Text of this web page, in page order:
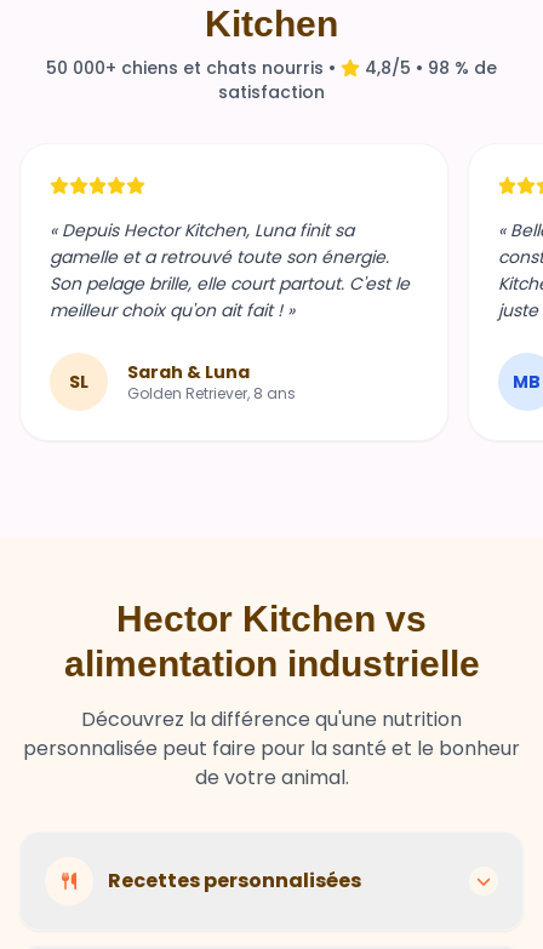
Kitchen
50 000+ chiens et chats nourris •
4,8/5 • 98 % de
satisfaction
« Depuis Hector Kitchen, Luna finit sa
gamelle et a retrouvé toute son énergie.
Son pelage brille, elle court partout. C'est le
meilleur choix qu'on ait fait ! »
SL Sarah & Luna
Golden Retriever, 8 ans
«
MB
Hector Kitchen vs
alimentation industrielle
Découvrez la différence qu'une nutrition
personnalisée peut faire pour la santé et le bonheur
de votre animal.
Recettes personnalisées